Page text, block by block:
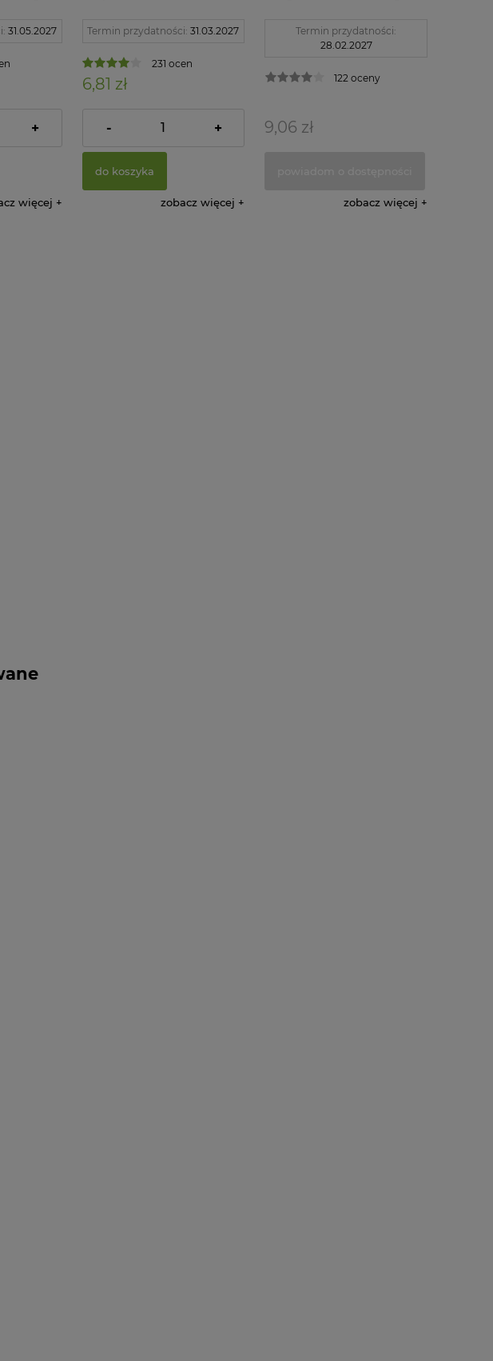
31.05.2027
+
więcej
Termin przydatności: 31.03.2027
231 ocen
6,81 zł
Cena regularna:
- +
do koszyka
zobacz więcej
Termin przydatności:
28.02.2027
122 oceny
9,06 zł
zobacz więcej